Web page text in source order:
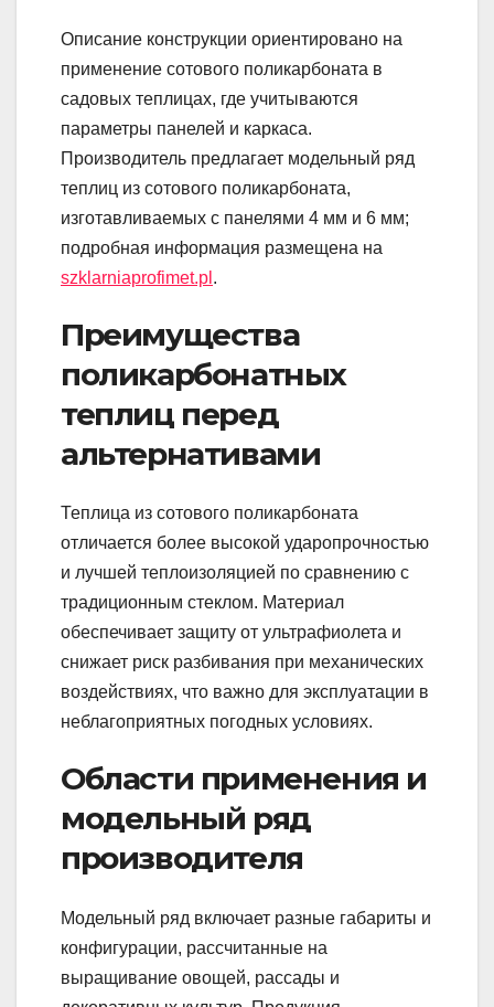
Описание конструкции ориентировано на
применение сотового поликарбоната в
садовых теплицах, где учитываются
параметры панелей и каркаса.
Производитель предлагает модельный ряд
теплиц из сотового поликарбоната,
изготавливаемых с панелями 4 мм и 6 мм;
подробная информация размещена на
szklarniaprofimet.pl .
Преимущества
поликарбонатных
теплиц перед
альтернативами
Теплица из сотового поликарбоната
отличается более высокой ударопрочностью
и лучшей теплоизоляцией по сравнению с
традиционным стеклом. Материал
обеспечивает защиту от ультрафиолета и
снижает риск разбивания при механических
воздействиях, что важно для эксплуатации в
неблагоприятных погодных условиях.
Области применения и
модельный ряд
производителя
Модельный ряд включает разные габариты и
конфигурации, рассчитанные на
выращивание овощей, рассады и